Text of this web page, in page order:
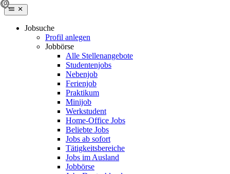
Jobsuche
Profil anlegen
Jobbörse
Alle Stellenangebote
Studentenjobs
Nebenjob
Ferienjob
Praktikum
Minijob
Werkstudent
Home-Office Jobs
Beliebte Jobs
Jobs ab sofort
Tätigkeitsbereiche
Jobs im Ausland
Jobbörse